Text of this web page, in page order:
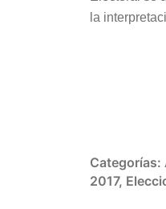
la
Categorías:
2017,